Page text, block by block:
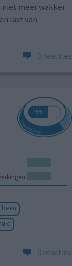
niet meer wakker
last van
0 reacties
been
0 reacties